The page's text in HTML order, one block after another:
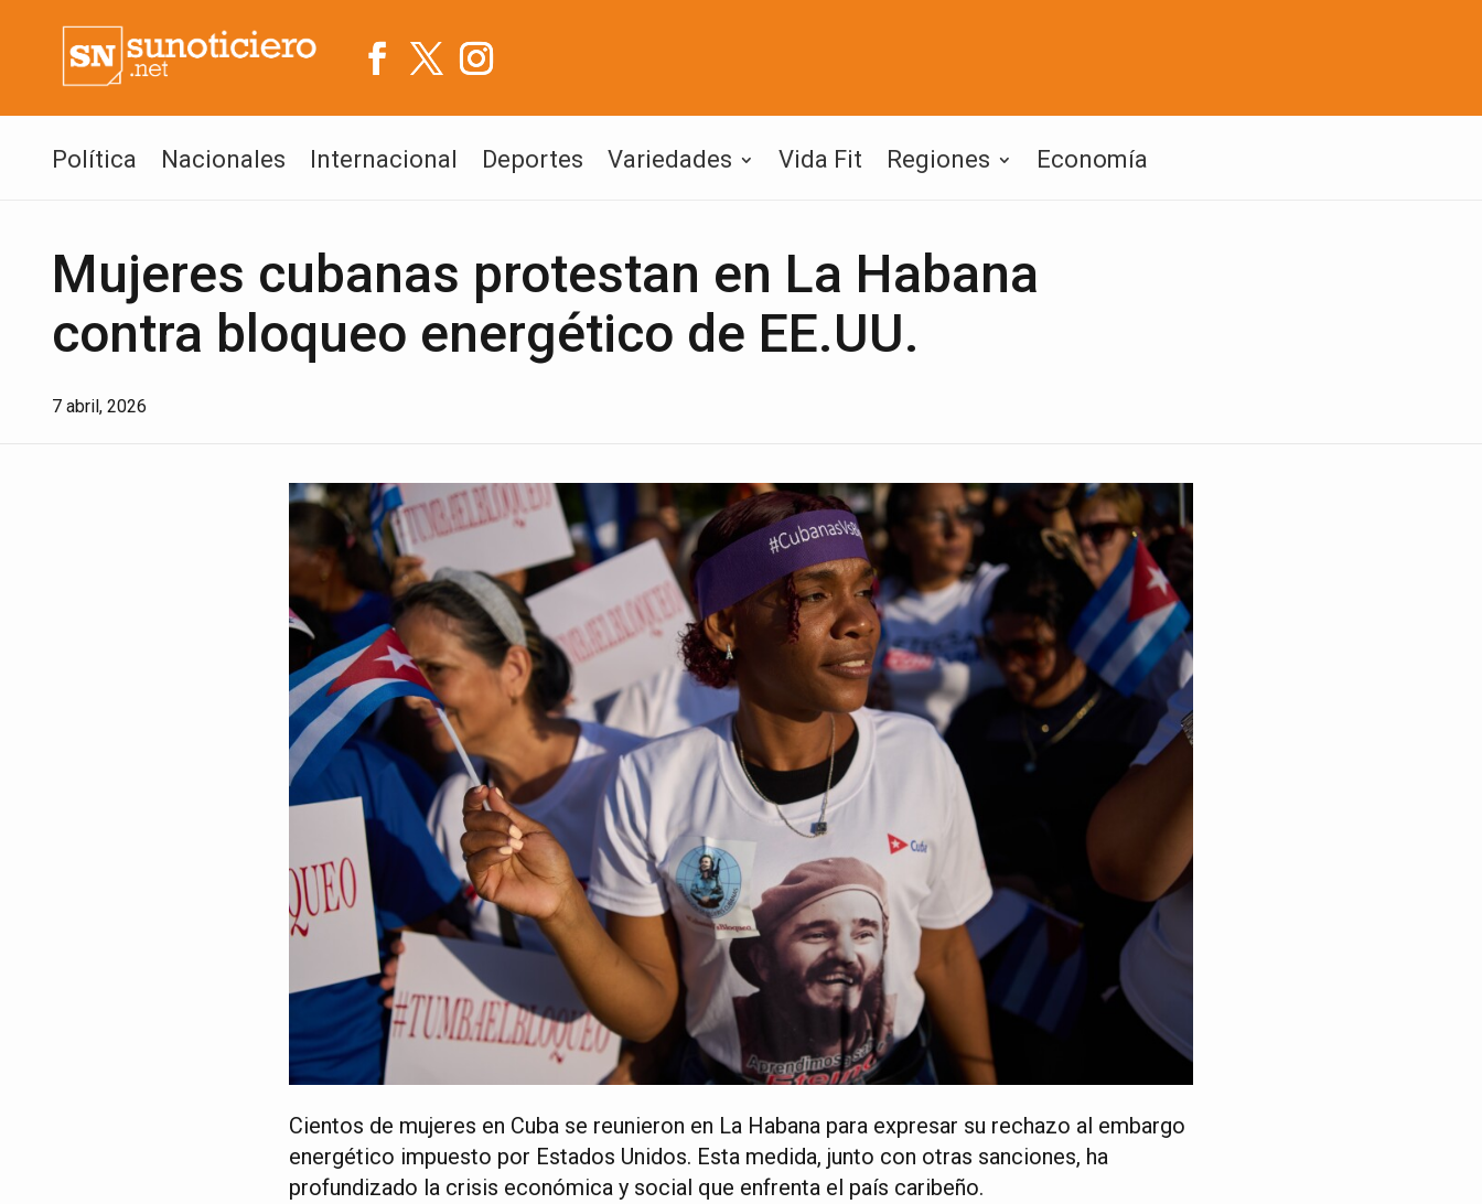
Política Nacionales Internacional Deportes Variedades Vida Fit Regiones Economía
Mujeres cubanas protestan en La Habana
contra bloqueo energético de EE.UU.
7 abril, 2026
Cientos de mujeres en Cuba se reunieron en La Habana para expresar su rechazo al embargo
energético impuesto por Estados Unidos. Esta medida, junto con otras sanciones, ha
profundizado la crisis económica y social que enfrenta el país caribeño.